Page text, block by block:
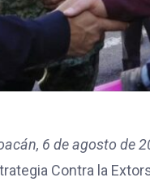
6 de agosto de
Contra la